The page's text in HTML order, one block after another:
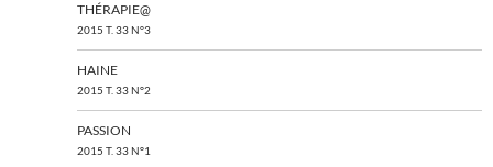
THÉRAPIE@
2015 T. 33 N°3
HAINE
2015 T. 33 N°2
PASSION
2015 T. 33 N°1